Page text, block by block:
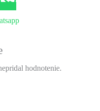
hodnotenie.